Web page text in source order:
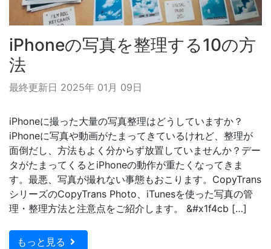
iPhoneの写真を整理する10の方
法
最終更新日 2025年 01月 09日
iPhoneに撮った大量の写真整理はどうしていますか？
iPhoneに写真や動画がたまってきているけれど、整理が
面倒だし、方法もよく分からず放置していませんか？デー
タがたまってくるとiPhoneの動作が重たくなってきま
す。最悪、写真が撮れない事態もおこります。CopyTrans
シリーズのCopyTrans Photo、iTunesを使った写真の管
理・整理方法と注意点をご紹介します。 &#x1f4cb […]
もっと見る